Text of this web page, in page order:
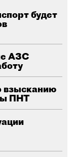
будет
АЗС
взысканию
ПНТ